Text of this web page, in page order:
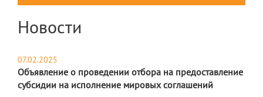
Новости
07.02.2025
Объявление о проведении отбора на предоставление
субсидии на исполнение мировых соглашений